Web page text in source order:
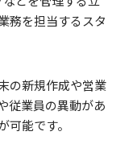
務を担当するスタ
の新規作成や営業
従業員の異動があ
能です。